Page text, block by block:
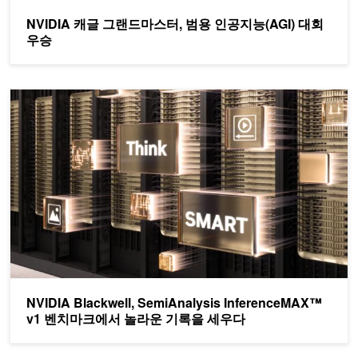
NVIDIA 캐글 그랜드마스터, 범용 인공지능(AGI) 대회
우승
NVIDIA Blackwell, SemiAnalysis InferenceMAX™
v1 벤치마크에서 놀라운 기록을 세우다
NVIDIA Blackwell, SemiAnalysis InferenceMAX™ v1 벤치마크에